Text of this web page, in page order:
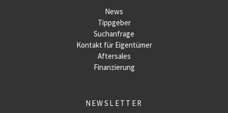
News
Tippgeber
Suchanfrage
Kontakt für Eigentümer
Aftersales
Finanzierung
NEWSLETTER